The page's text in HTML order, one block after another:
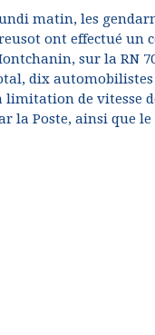
matin, les
ont effectué un
sur la RN
dix automobilistes
limitation de vitesse
la Poste, ainsi que